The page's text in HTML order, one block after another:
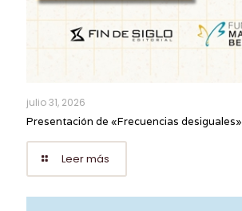
julio 31, 2026
Presentación de «Frecuencias desiguales»
Leer más